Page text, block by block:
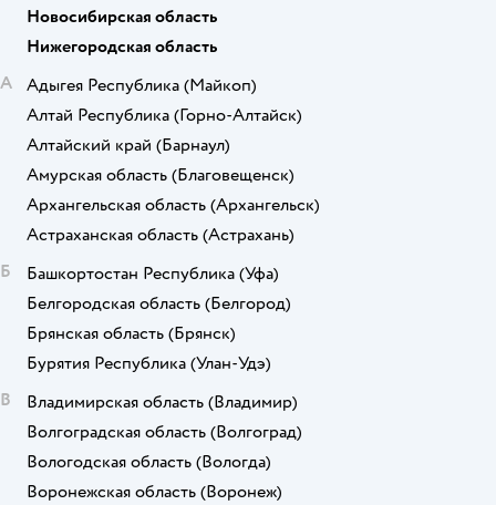
Новосибирская область
Нижегородская область
А
Адыгея Республика (Майкоп)
Алтай Республика (Горно-Алтайск)
Алтайский край (Барнаул)
Амурская область (Благовещенск)
Архангельская область (Архангельск)
Астраханская область (Астрахань)
Б
Башкортостан Республика (Уфа)
Белгородская область (Белгород)
Брянская область (Брянск)
Бурятия Республика (Улан-Удэ)
В
Владимирская область (Владимир)
Волгоградская область (Волгоград)
Вологодская область (Вологда)
Воронежская область (Воронеж)